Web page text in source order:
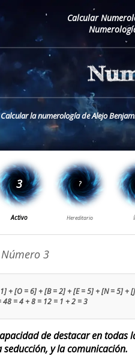
Calcular
Calcular la numerología de Alejo
3
+ [O = 6] + [B = 2] + [E = 5] + [N = 5] +
= 4 + 8 = 12 = 1 + 2 = 3
de destacar en todas
y la comunicación.